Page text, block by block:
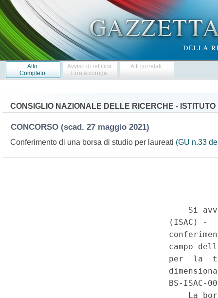
Atto
Completo
Avviso di rettifica
Errata corrige
Atti correlati
CONSIGLIO NAZIONALE DELLE RICERCHE -
CONCORSO (scad. 27 maggio 2021)
Conferimento di una borsa di studio per laureati (GU n.33